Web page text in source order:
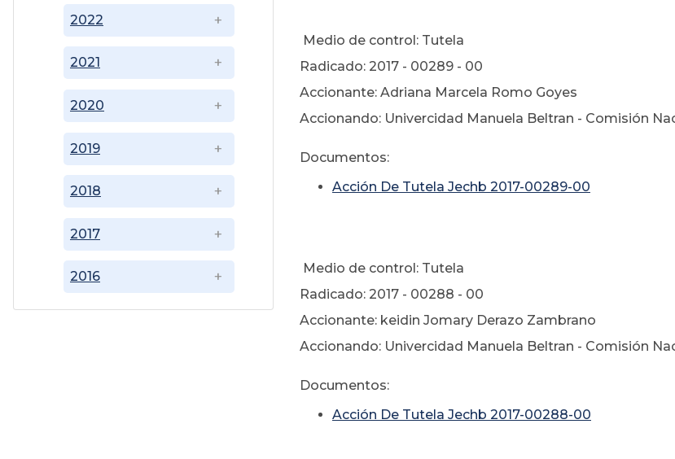
2016
2017
2018
2019
2020
2021
2022
Medio de control: Tutela
Radicado: 2017 - 00289 - 00
Accionante: Adriana Marcela Romo Goyes
Accionando: Univercidad Manuela Beltran - Comisión
Documentos:
Acción De Tutela Jechb 2017-00289-00
Medio de control: Tutela
Radicado: 2017 - 00288 - 00
Accionante: keidin Jomary Derazo Zambrano
Accionando: Univercidad Manuela Beltran - Comisión
Documentos:
Acción De Tutela Jechb 2017-00288-00